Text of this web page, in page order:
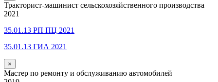
Тракторист-машинист сельскохозяйственного производства
2021
35.01.13 РП ПЦ 2021
35.01.13 ГИА 2021
×
Мастер по ремонту и обслуживанию автомобилей